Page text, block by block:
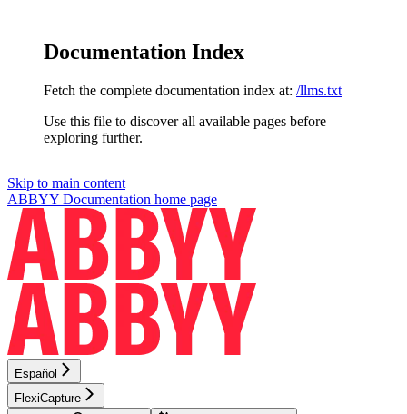
Documentation Index
Fetch the complete documentation index at: /llms.txt
Use this file to discover all available pages before
exploring further.
Skip to main content
ABBYY Documentation home page
Español
FlexiCapture